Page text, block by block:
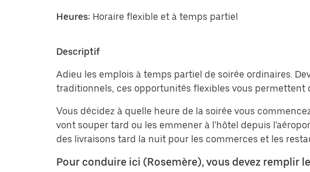
Heures: Horaire flexible et à temps partiel
Descriptif
Adieu les emplois à temps partiel de soirée ordinaires.
traditionnels, ces opportunités flexibles vous permettent
Vous décidez à quelle heure de la soirée vous
vont souper tard ou les emmener à l'hôtel depuis
des livraisons tard la nuit pour les commerces et les
Pour conduire ici (Rosemère), vous devez remplir